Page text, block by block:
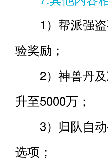
1）帮派强盗
验奖励；
2）神兽丹及
升至5000万；
3）归队自动
选项；